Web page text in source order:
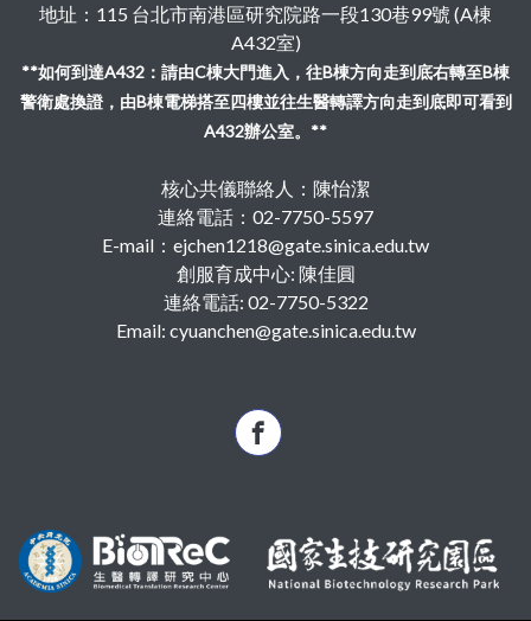
地址：115 台北市南港區研究院路一段130巷99號 (A棟
A432室)
**如何到達A432：請由C棟大門進入，往B棟方向走到底右轉至B棟
警衛處換證，由B棟電梯搭至四樓並往生醫轉譯方向走到底即可看到
A432辦公室。**
核心共儀聯絡人：陳怡潔
連絡電話：02-7750-5597
E-mail：ejchen1218@gate.sinica.edu.tw
創服育成中心: 陳佳圓
連絡電話: 02-7750-5322
Email: cyuanchen@gate.sinica.edu.tw